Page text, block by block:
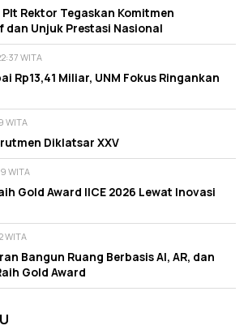
Rektor Tegaskan Komitmen
dan Unjuk Prestasi Nasional
WITA
Rp13,41 Miliar, UNM Fokus Ringankan
WITA
Diklatsar XXV
WITA
Gold Award IICE 2026 Lewat Inovasi
WITA
Bangun Ruang Berbasis AI, AR, dan
Gold Award